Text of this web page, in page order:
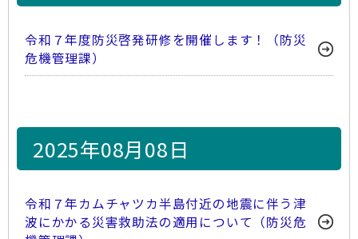
令和７年度防災啓発研修を開催します！（防災
危機管理課）
2025年08月08日
令和７年カムチャツカ半島付近の地震に伴う津
波にかかる災害救助法の適用について（防災危